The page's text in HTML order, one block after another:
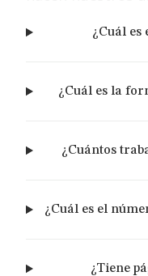
¿Cuál es
¿Cuál es la
¿Cuántos
¿Cuál es el
¿Tiene